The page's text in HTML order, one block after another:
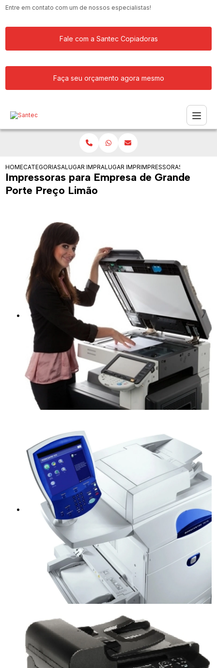
Entre em contato com um de nossos especialistas!
Fale com a Santec Copiadoras
Faça seu orçamento agora mesmo
HOMECATEGORIASALUGAR IMPRESSORAALUGAR IMPRESSORAS PARA ESCOLA
IMPRESSORAS PARA
Impressoras para Empresa de Grande
Porte Preço Limão